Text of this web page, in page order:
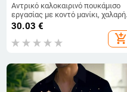
Αντρικό καλοκαιρινό πουκάμισο
εργασίας με κοντό μανίκι, χαλαρή
γραμμή, τετράγωνη λαιμόκοψη,
δροσερό βαμβάκι, ανθεκτικό στη
φθορά
30.03 €
add_shopping_cart